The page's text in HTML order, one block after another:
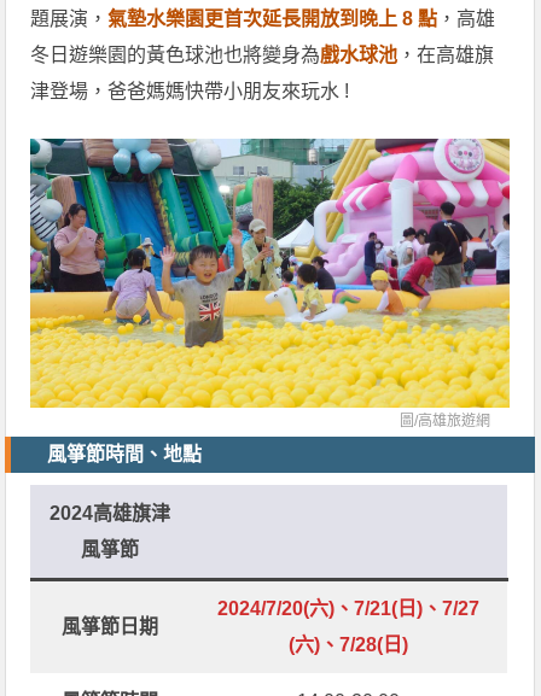
題展演，氣墊水樂園更首次延長開放到晚上 8 點 ，高雄
冬日遊樂園的黃色球池也將變身為戲水球池 ，在高雄旗
津登場，爸爸媽媽快帶小朋友來玩水 !
圖/高雄旅遊網
風箏節時間、地點
2024高雄旗津
風箏節
風箏節日期
2024/7/20(六)、7/21(日)、7/27
(六)、7/28(日)